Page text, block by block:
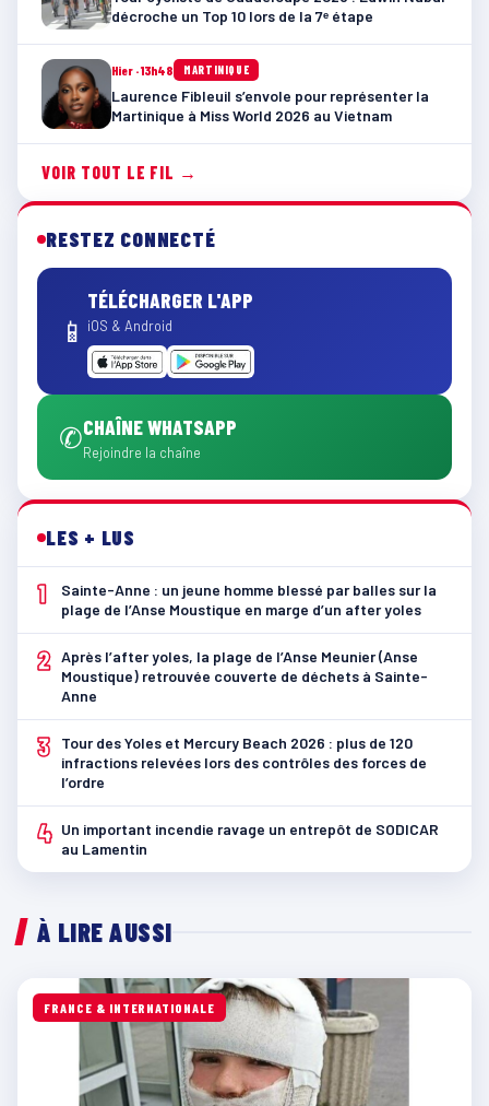
décroche un Top 10 lors de la 7ᵉ étape
Hier · 13h48 MARTINIQUE
Laurence Fibleuil s’envole pour représenter la
Martinique à Miss World 2026 au Vietnam
VOIR TOUT LE FIL →
RESTEZ CONNECTÉ
📱
TÉLÉCHARGER L'APP
iOS & Android
✆CHAÎNE WHATSAPP
Rejoindre la chaîne
LES + LUS
1
Sainte-Anne : un jeune homme blessé par balles sur la
plage de l’Anse Moustique en marge d’un after yoles
2 Après l’after yoles, la plage de l’Anse Meunier (Anse
Moustique) retrouvée couverte de déchets à Sainte-
Anne
3
Tour des Yoles et Mercury Beach 2026 : plus de 120
infractions relevées lors des contrôles des forces de
l’ordre
4 Un important incendie ravage un entrepôt de SODICAR
au Lamentin
À LIRE AUSSI
FRANCE & INTERNATIONALE